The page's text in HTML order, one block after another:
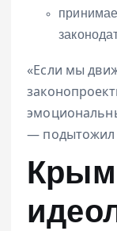
«Если мы
— подытожил
Крым